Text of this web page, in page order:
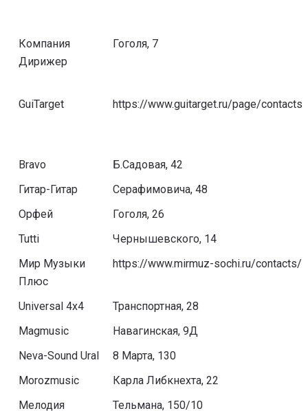
Компания
Дирижер
Гоголя, 7
GuiTarget https://www.guitarget.ru/page/contacts
Bravo
Б.Садовая, 42
Гитар-Гитар
Серафимовича, 48
Орфей
Гоголя, 26
Tutti
Чернышевского, 14
Мир Музыки
Плюс
https://www.mirmuz-sochi.ru/contacts/
Universal 4x4
Транспортная, 28
Magmusic
Навагинская, 9Д
Neva-Sound Ural
8 Марта, 130
Morozmusic
Карла Либкнехта, 22
Мелодия
​Тельмана, 150/10